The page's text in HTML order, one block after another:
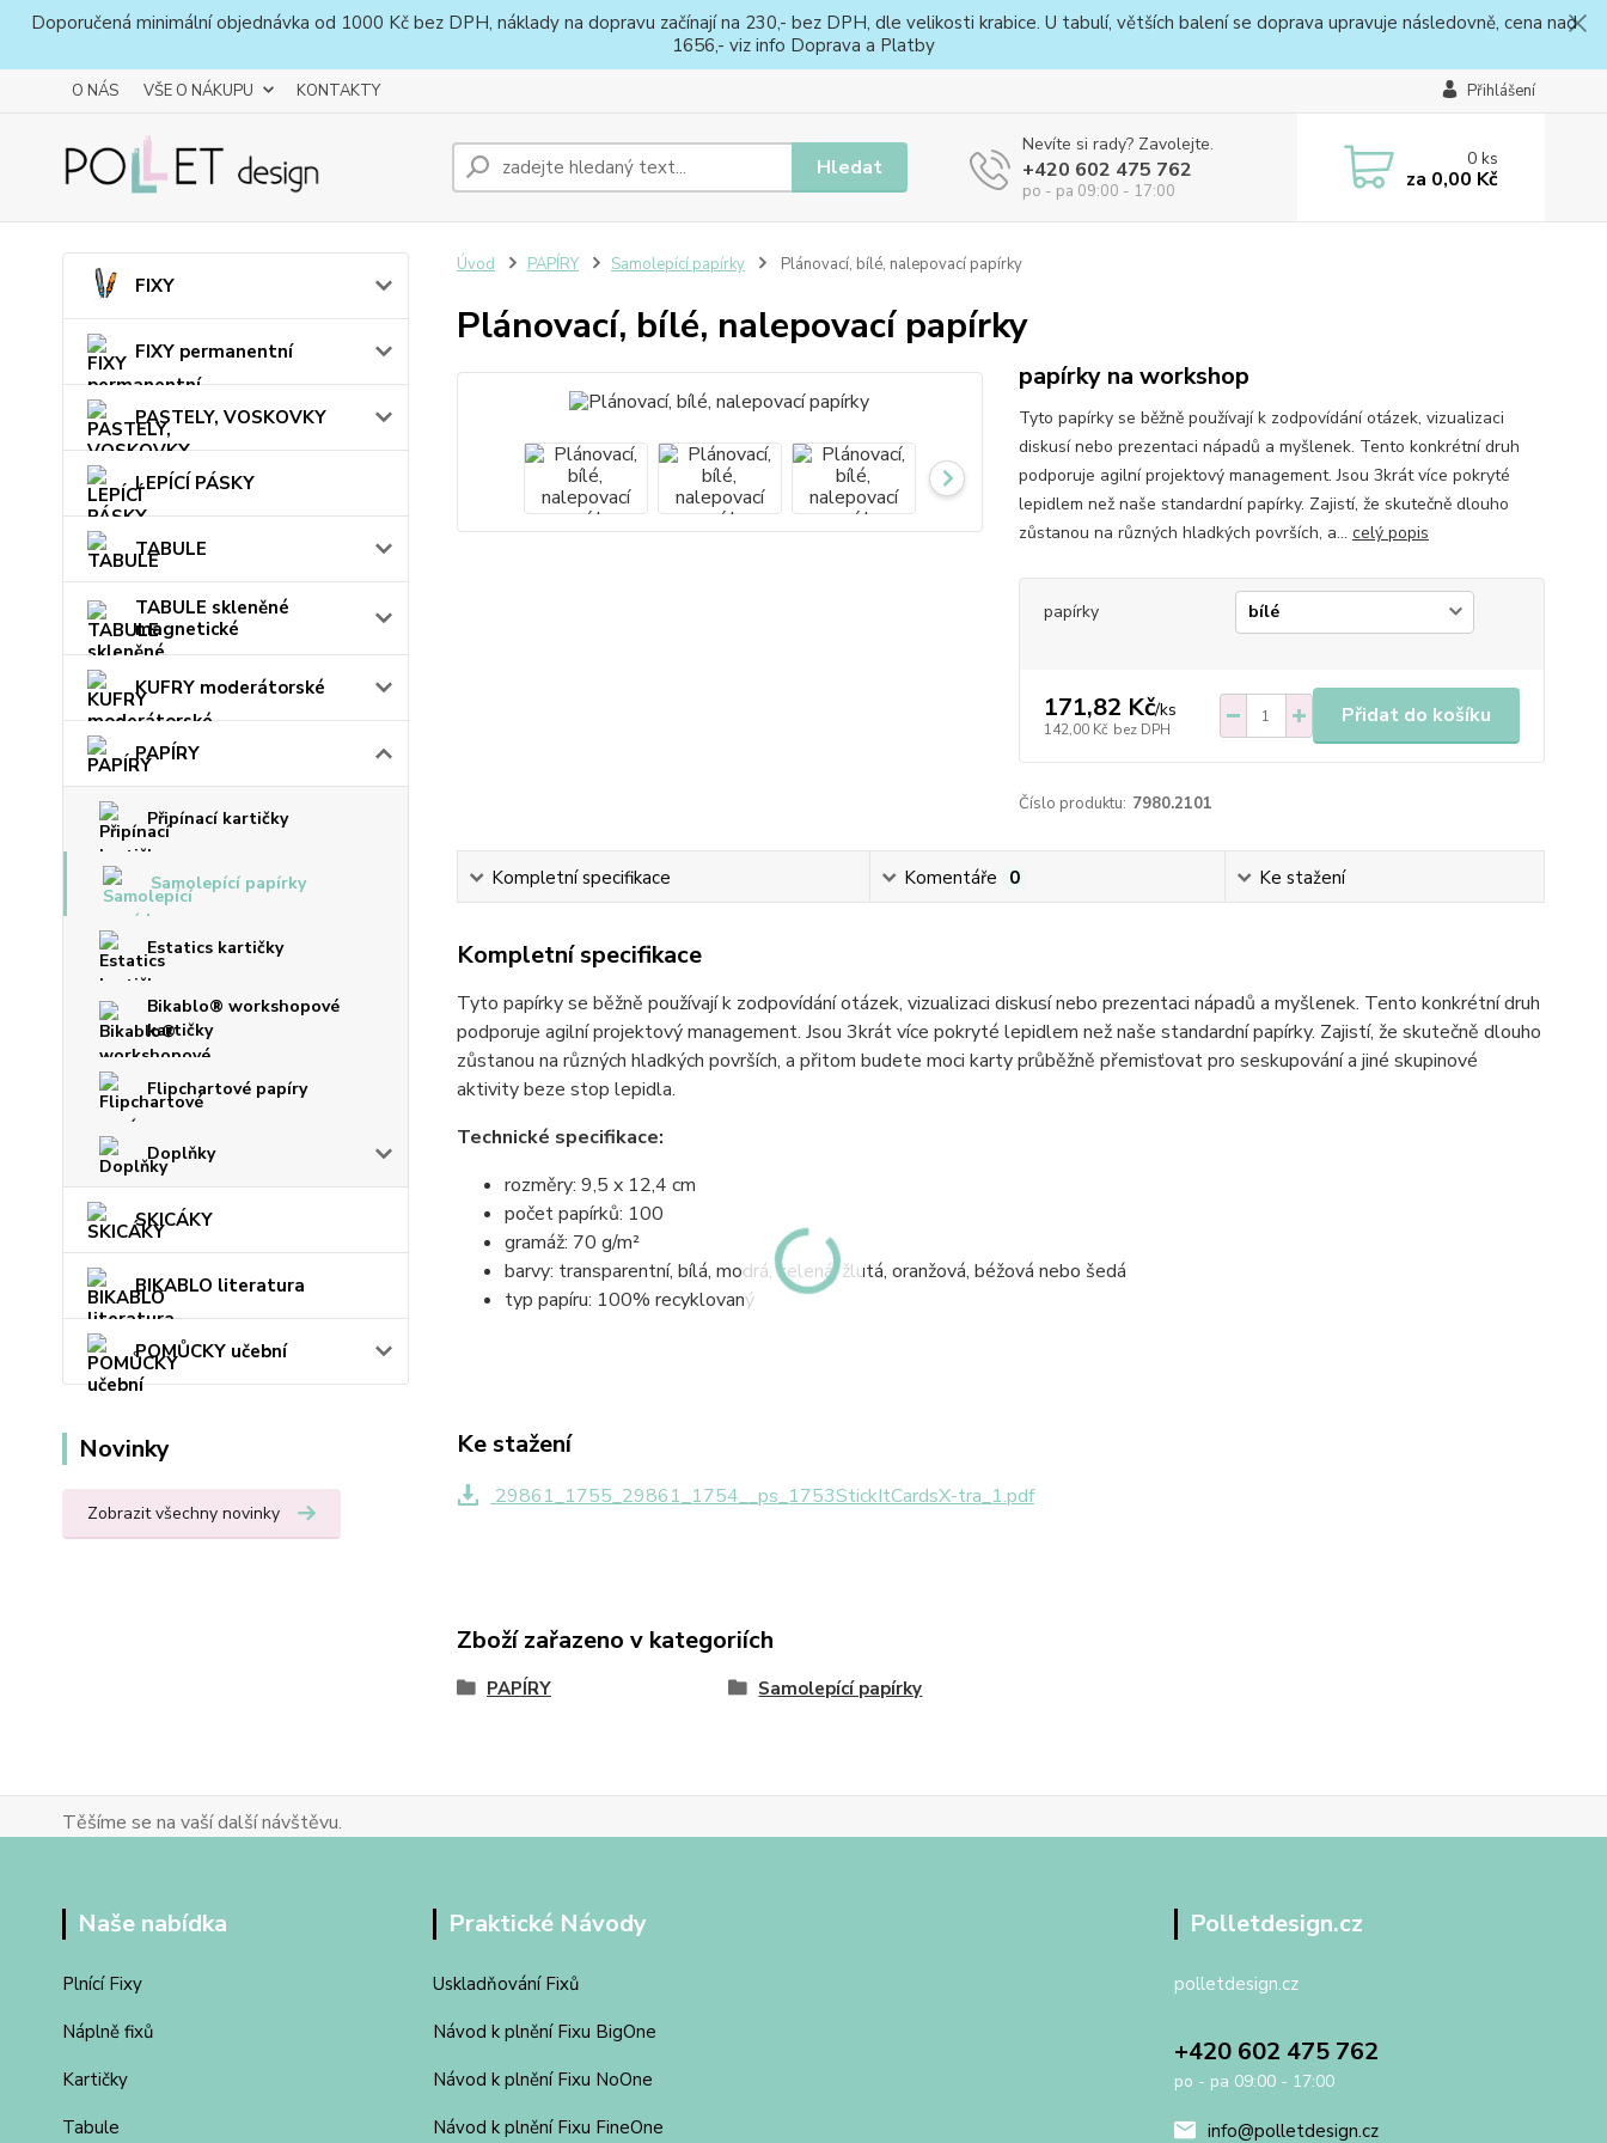
Doporučená minimální objednávka od 1000 Kč bez DPH, náklady na dopravu začínají na 230,- bez DPH, dle velikosti krabice. U tabulí, větších balení se doprava upravuje následovně, cena nad
1656,- viz info Doprava a Platby
O NÁS VŠE O NÁKUPU KONTAKTY Přihlášení
Hledat
Nevíte si rady? Zavolejte.
+420 602 475 762
po - pa 09:00 - 17:00
0ks
za 0,00 Kč
FIXY
FIXY permanentní
PASTELY, VOSKOVKY
LEPÍCÍ PÁSKY
TABULE
TABULE skleněné
magnetické
KUFRY moderátorské
PAPÍRY
Připínací kartičky
Samolepící papírky
Estatics kartičky
Bikablo® workshopové
kartičky
Flipchartové papíry
Doplňky
SKICÁKY
BIKABLO literatura
POMŮCKY učební
Novinky
Zobrazit všechny novinky
Úvod PAPÍRY Samolepící papírky Plánovací, bílé, nalepovací papírky
Plánovací, bílé, nalepovací papírky
papírky na workshop
Tyto papírky se běžně používají k zodpovídání otázek, vizualizaci
diskusí nebo prezentaci nápadů a myšlenek. Tento konkrétní druh
podporuje agilní projektový management. Jsou 3krát více pokryté
lepidlem než naše standardní papírky. Zajistí, že skutečně dlouho
zůstanou na různých hladkých površích, a... celý popis
papírky
171,82 Kč/ks
142,00 Kč bez DPH
Přidat do košíku
Číslo produktu: 7980.2101
Kompletní specifikace Komentáře 0 Ke stažení
Kompletní specifikace
Tyto papírky se běžně používají k zodpovídání otázek, vizualizaci diskusí nebo prezentaci nápadů a myšlenek. Tento konkrétní druh
podporuje agilní projektový management. Jsou 3krát více pokryté lepidlem než naše standardní papírky. Zajistí, že skutečně dlouho
zůstanou na různých hladkých površích, a přitom budete moci karty průběžně přemisťovat pro seskupování a jiné skupinové
aktivity beze stop lepidla.
Technické specifikace:
rozměry: 9,5 x 12,4 cm
počet papírků: 100
gramáž: 70 g/m²
barvy: transparentní, bílá, modrá, zelená, žlutá, oranžová, béžová nebo šedá
typ papíru: 100% recyklovaný
Ke stažení
29861_1755_29861_1754__ps_1753StickItCardsX-tra_1.pdf
Zboží zařazeno v kategoriích
PAPÍRY Samolepící papírky
Těšíme se na vaší další návštěvu.
Naše nabídka
Plnící Fixy
Náplně fixů
Kartičky
Tabule
Praktické Návody
Uskladňování Fixů
Návod k plnění Fixu BigOne
Návod k plnění Fixu NoOne
Návod k plnění Fixu FineOne
Polletdesign.cz
polletdesign.cz
+420 602 475 762
po - pa 09:00 - 17:00
info@polletdesign.cz